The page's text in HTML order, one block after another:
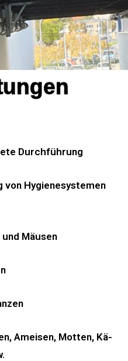
Durchführung
von Hygienesystemen
Mäusen
Amei­sen, Mot­ten, Kä­